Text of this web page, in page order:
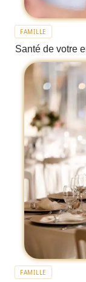
FAMILLE
Santé de votre
FAMILLE